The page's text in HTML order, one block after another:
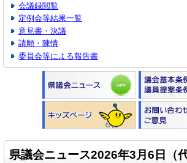
会議録閲覧
定例会等結果一覧
意見書・決議
請願・陳情
委員会等による報告書
県議会ニュース2026年3月6日（